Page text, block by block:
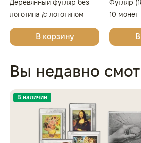
Деревянный футляр без
логотипа /с логотипом
Золотая Плата/Сеятель/
Георгий Победоносец для
В корзину
Футляр
10 монет
бордовый
Вы недавно
В наличии